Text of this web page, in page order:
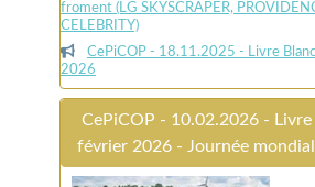
froment (LG SKYSCRAPER,
CELEBRITY)
CePiCOP - 18.11.2025 - Livre
2026
CePiCOP - 10.02.2026 - Livre
février 2026 - Journée